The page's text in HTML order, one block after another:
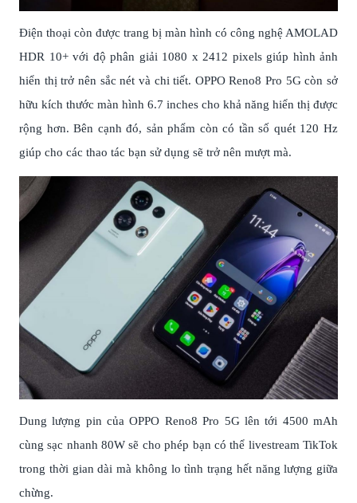
Điện thoại còn được trang bị màn hình có công nghệ AMOLAD
HDR 10+ với độ phân giải 1080 x 2412 pixels giúp hình ảnh
hiển thị trở nên sắc nét và chi tiết. OPPO Reno8 Pro 5G còn sở
hữu kích thước màn hình 6.7 inches cho khả năng hiển thị được
rộng hơn. Bên cạnh đó, sản phẩm còn có tần số quét 120 Hz
giúp cho các thao tác bạn sử dụng sẽ trở nên mượt mà.
Dung lượng pin của OPPO Reno8 Pro 5G lên tới 4500 mAh
cùng sạc nhanh 80W sẽ cho phép bạn có thể livestream TikTok
trong thời gian dài mà không lo tình trạng hết năng lượng giữa
chừng.